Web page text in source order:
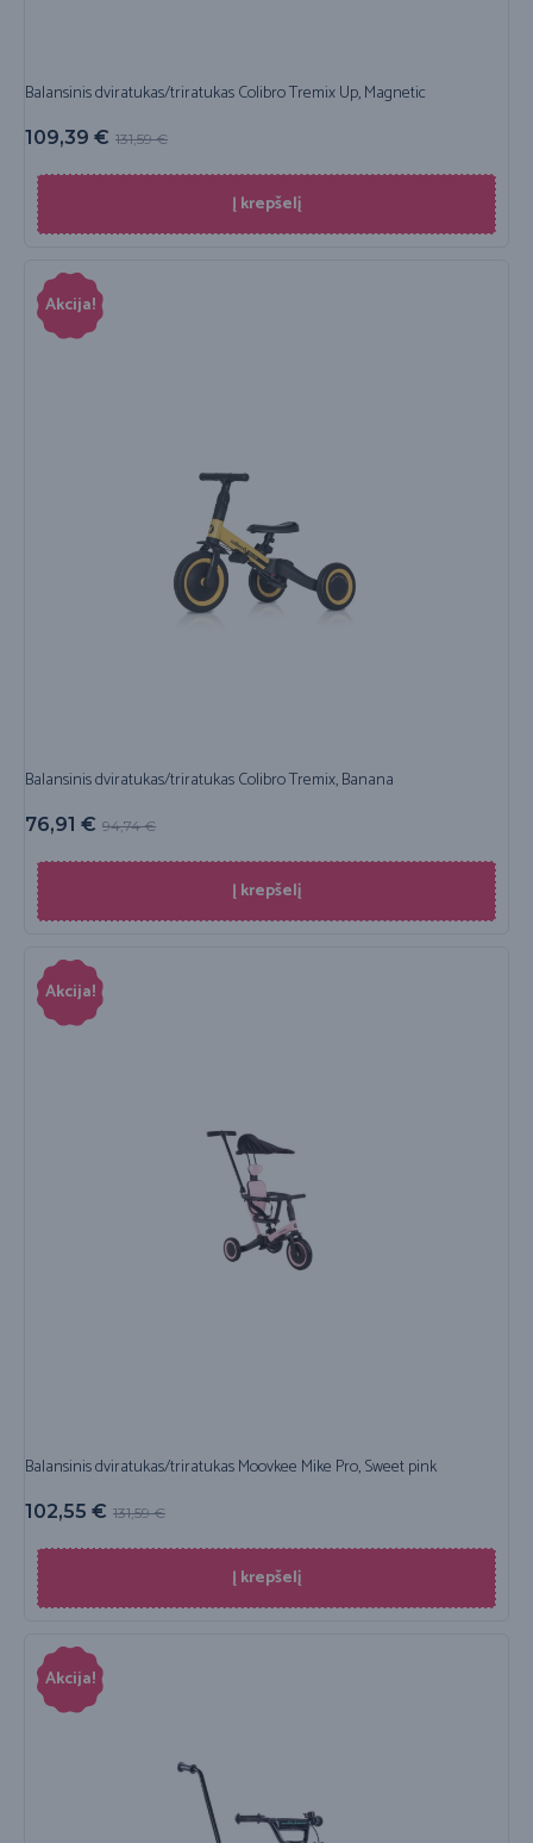
Balansinis dviratukas/triratukas Colibro Tremix Up, Magnetic
131,59€
109,39 €
Į krepšelį
Akcija!
Balansinis dviratukas/triratukas Colibro Tremix, Banana
94,74€
76,91 €
Į krepšelį
Akcija!
Balansinis dviratukas/triratukas Moovkee Mike Pro, Sweet pink
131,59€
102,55 €
Į krepšelį
Akcija!